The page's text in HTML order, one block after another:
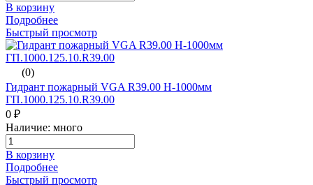
В корзину
Подробнее
Быстрый просмотр
(0)
Гидрант пожарный VGA R39.00 H-1000мм
ГП.1000.125.10.R39.00
0 ₽
Наличие: много
В корзину
Подробнее
Быстрый просмотр